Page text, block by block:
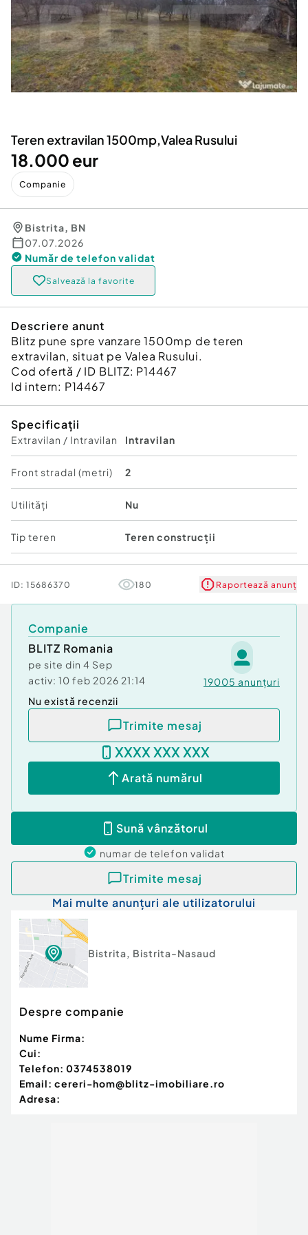
Servicii
Animale de companie
Afaceri și echipamente profesionale
Inchiriere Bunuri si Vehicule
Utilaje agricole si industriale
Piese auto si accesorii
Dacia Duster
Teren extravilan 1500mp,Valea Rusului
18.000 eur
Companie
Bistrita, BN
07.07.2026
Număr de telefon validat
Salvează la favorite
Descriere anunt
Blitz pune spre vanzare 1500mp de teren
extravilan, situat pe Valea Rusului.
Cod ofertă / ID BLITZ: P14467
Id intern: P14467
Specificații
Extravilan / Intravilan Intravilan
Front stradal (metri) 2
Utilități Nu
Tip teren Teren construcții
ID: 15686370 180 Raportează anunț
Companie
BLITZ Romania
pe site din 4 Sep
activ: 10 feb 2026 21:14 19005 anunțuri
Nu există recenzii
Trimite mesaj
XXXX XXX XXX
Arată numărul
Sună vânzătorul
numar de telefon validat
Trimite mesaj
Mai multe anunțuri ale utilizatorului
Bistrita, Bistrita-Nasaud
Despre companie
Nume Firma:
Cui:
Telefon: 0374538019
Email: cereri-hom@blitz-imobiliare.ro
Adresa: